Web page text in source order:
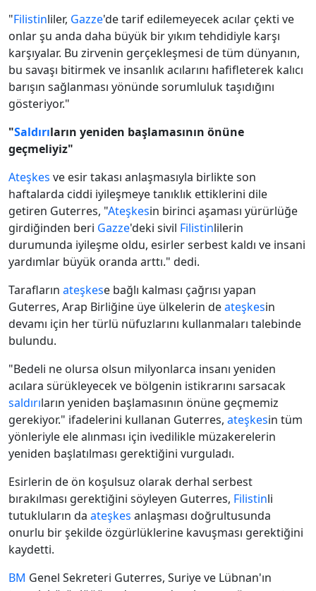
"Filistinliler, Gazze'de tarif edilemeyecek acılar çekti ve
onlar şu anda daha büyük bir yıkım tehdidiyle karşı
karşıyalar. Bu zirvenin gerçekleşmesi de tüm dünyanın,
bu savaşı bitirmek ve insanlık acılarını hafifleterek kalıcı
barışın sağlanması yönünde sorumluluk taşıdığını
gösteriyor."
"Saldırıların yeniden başlamasının önüne
geçmeliyiz"
Ateşkes ve esir takası anlaşmasıyla birlikte son
haftalarda ciddi iyileşmeye tanıklık ettiklerini dile
getiren Guterres, "Ateşkesin birinci aşaması yürürlüğe
girdiğinden beri Gazze'deki sivil Filistinlilerin
durumunda iyileşme oldu, esirler serbest kaldı ve insani
yardımlar büyük oranda arttı." dedi.
Tarafların ateşkese bağlı kalması çağrısı yapan
Guterres, Arap Birliğine üye ülkelerin deateşkesin
devamı için her türlü nüfuzlarını kullanmaları talebinde
bulundu.
"Bedeli ne olursa olsun milyonlarca insanı yeniden
acılara sürükleyecek ve bölgenin istikrarını sarsacak
saldırıların yeniden başlamasının önüne geçmemiz
gerekiyor." ifadelerini kullanan Guterres, ateşkesin tüm
yönleriyle ele alınması için ivedilikle müzakerelerin
yeniden başlatılması gerektiğini vurguladı.
Esirlerin de ön koşulsuz olarak derhal serbest
bırakılması gerektiğini söyleyen Guterres, Filistinli
tutukluların da ateşkes anlaşması doğrultusunda
onurlu bir şekilde özgürlüklerine kavuşması gerektiğini
kaydetti.
BM Genel Sekreteri Guterres, Suriye ve Lübnan'ın